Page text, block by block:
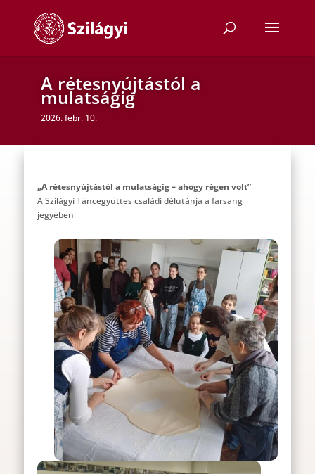
A rétesnyújtástól a
mulatságig
2026. febr. 10.
„A rétesnyújtástól a mulatságig – ahogy régen volt”
A Szilágyi Táncegyüttes családi délutánja a farsang
jegyében